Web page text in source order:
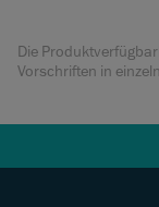
Die
Vorschriften in